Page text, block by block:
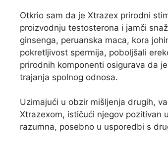
Otkrio sam da je Xtrazex prirodni
proizvodnju testosterona i jamči
ginsenga, peruanska maca, kora
pokretljivost spermija, poboljšali
prirodnih komponenti osigurava da
trajanja spolnog odnosa.
Uzimajući u obzir mišljenja drugih,
Xtrazexom, ističući njegov pozitivan
razumna, posebno u usporedbi s